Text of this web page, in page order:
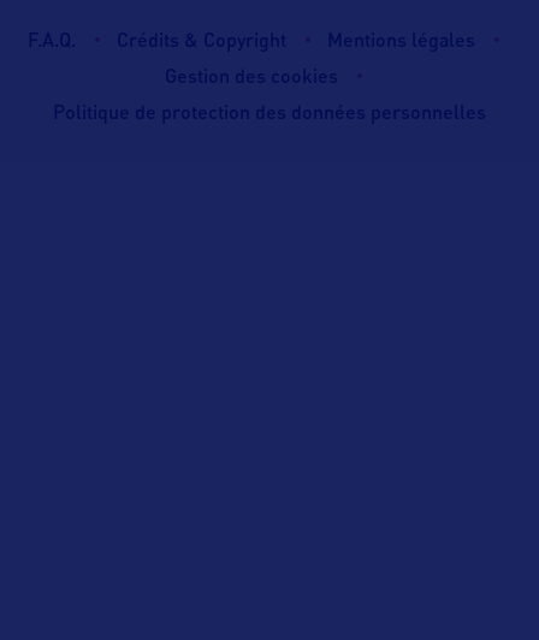
F.A.Q. Crédits & Copyright
Mentions légales
Gestion des cookies
Politique de protection des données personnelles